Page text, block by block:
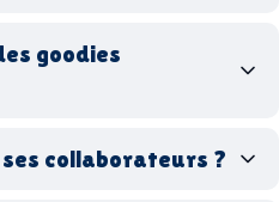
goodies hi-tech
goodies
collaborateurs ?